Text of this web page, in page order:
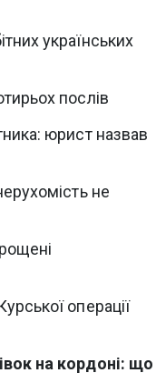
українських
послів
юрист назвав
не
операції
на кордоні: що